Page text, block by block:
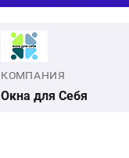
КОМПАНИЯ
Окна для Себя